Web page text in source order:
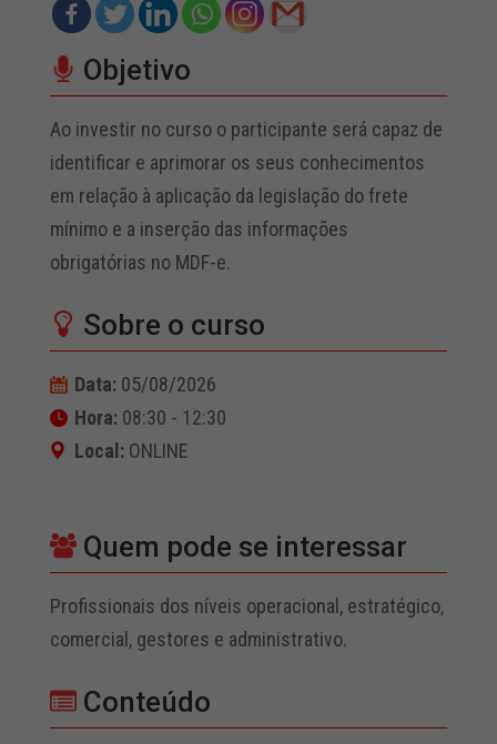
Objetivo
Ao investir no curso o participante será capaz de
identificar e aprimorar os seus conhecimentos
em relação à aplicação da legislação do frete
mínimo e a inserção das informações
obrigatórias no MDF-e.
Sobre o curso
Data:05/08/2026
Hora:08:30 - 12:30
Local:ONLINE
Quem pode se interessar
Profissionais dos níveis operacional, estratégico,
comercial, gestores e administrativo.
Conteúdo